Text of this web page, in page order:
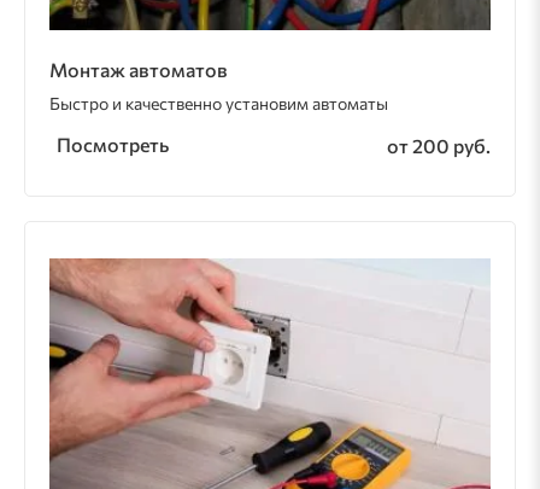
Монтаж автоматов
Быстро и качественно установим автоматы
Посмотреть от 200 руб.